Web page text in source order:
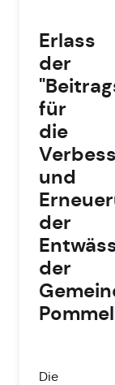
Erlass
der
für
die
und
der
der
Die